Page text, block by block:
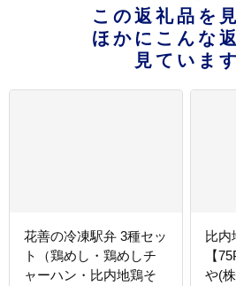
この返礼品を
ほかにこんな
見ていま
花善の冷凍駅弁 3種セッ
ト（鶏めし・鶏めしチ
ャーハン・比内地鶏そ
比
【
や(株